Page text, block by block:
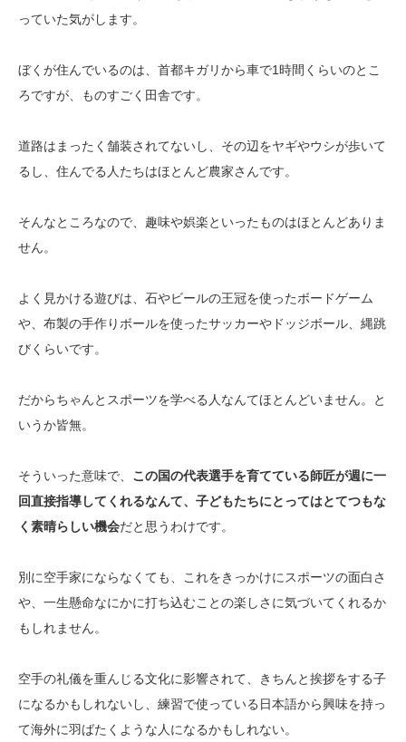
っていた気がします。
ぼくが住んでいるのは、首都キガリから車で1時間くらいのとこ
ろですが、ものすごく田舎です。
道路はまったく舗装されてないし、その辺をヤギやウシが歩いて
るし、住んでる人たちはほとんど農家さんです。
そんなところなので、趣味や娯楽といったものはほとんどありま
せん。
よく見かける遊びは、石やビールの王冠を使ったボードゲーム
や、布製の手作りボールを使ったサッカーやドッジボール、縄跳
びくらいです。
だからちゃんとスポーツを学べる人なんてほとんどいません。と
いうか皆無。
そういった意味で、 この国の代表選手を育てている師匠が週に一
回直接指導してくれるなんて、子どもたちにとってはとてつもな
く素晴らしい機会だと思うわけです。
別に空手家にならなくても、これをきっかけにスポーツの面白さ
や、一生懸命なにかに打ち込むことの楽しさに気づいてくれるか
もしれません。
空手の礼儀を重んじる文化に影響されて、きちんと挨拶をする子
になるかもしれないし、練習で使っている日本語から興味を持っ
て海外に羽ばたくような人になるかもしれない。